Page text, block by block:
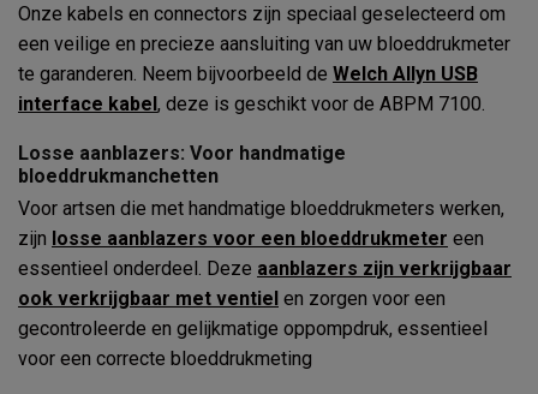
Onze kabels en connectors zijn speciaal geselecteerd om
een veilige en precieze aansluiting van uw bloeddrukmeter
te garanderen. Neem bijvoorbeeld de Welch Allyn USB
interface kabel, deze is geschikt voor de ABPM 7100.
Losse aanblazers: Voor handmatige
bloeddrukmanchetten
Voor artsen die met handmatige bloeddrukmeters werken,
zijn losse aanblazers voor een bloeddrukmeter een
essentieel onderdeel. Deze aanblazers zijn verkrijgbaar
ook verkrijgbaar met ventiel en zorgen voor een
gecontroleerde en gelijkmatige oppompdruk, essentieel
voor een correcte bloeddrukmeting